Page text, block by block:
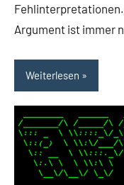
Argument ist immer
Weiterlesen